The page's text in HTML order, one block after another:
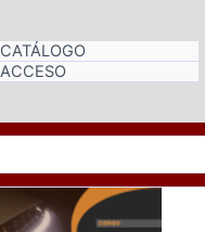
CATÁLOGO
ACCESO